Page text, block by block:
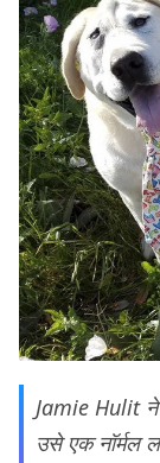
Jamie Hulit ने
उसे एक नॉर्मल